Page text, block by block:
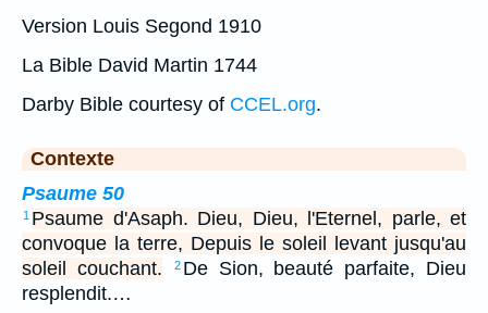
Version Louis Segond 1910
La Bible David Martin 1744
Darby Bible courtesy of CCEL.org.
Contexte
Psaume 50
1 Psaume d'Asaph. Dieu, Dieu, l'Eternel, parle, et
convoque la terre, Depuis le soleil levant jusqu'au
soleil couchant.
2 De Sion, beauté parfaite, Dieu
resplendit.…